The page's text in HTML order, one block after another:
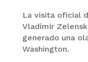
La visita oficial
Vladímir
generado una
Washington.